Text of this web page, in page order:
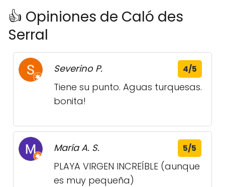
👍 Opiniones de Caló des
Serral
Severino P. 4/5
Tiene su punto. Aguas turquesas.
bonita!
María A. S. 5/5
PLAYA VIRGEN INCREÍBLE (aunque
es muy pequeña)